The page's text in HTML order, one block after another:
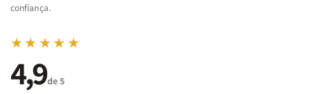
confiança.
★★★★★
4,9de 5